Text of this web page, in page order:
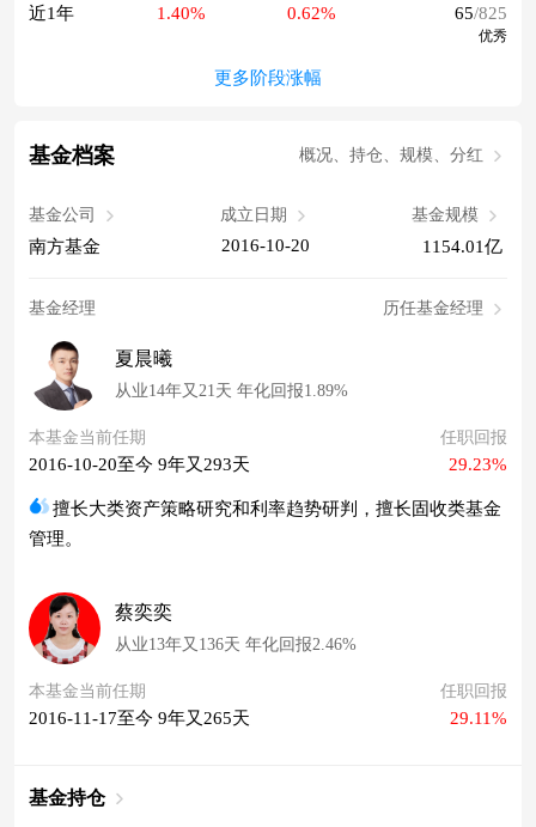
近1年 1.40% 0.62% 65/825
优秀
更多阶段涨幅
基金档案 概况、持仓、规模、分红
基金公司
南方基金
成立日期
2016-10-20
基金规模
1154.01亿
基金经理 历任基金经理
夏晨曦
从业14年又21天 年化回报1.89%
本基金当前任期
2016-10-20至今 9年又293天
任职回报
29.23%
擅长大类资产策略研究和利率趋势研判，擅长固收类基金
管理。
蔡奕奕
从业13年又136天 年化回报2.46%
本基金当前任期
2016-11-17至今 9年又265天
任职回报
29.11%
基金持仓